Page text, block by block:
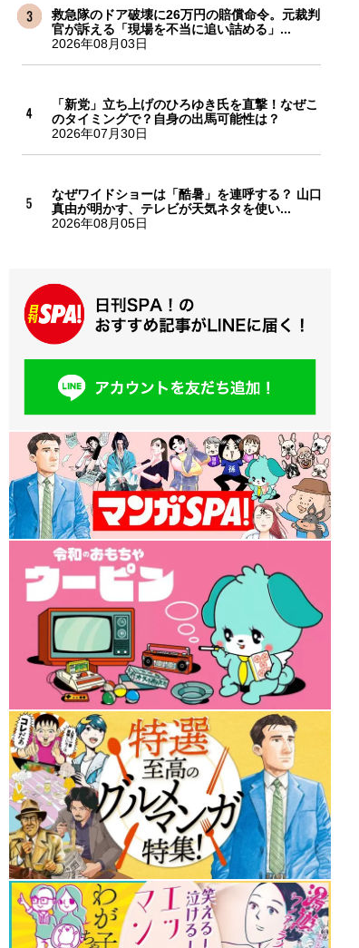
救急隊のドア破壊に26万円の賠償命令。元裁判
官が訴える「現場を不当に追い詰める」...
2026年08月03日
「新党」立ち上げのひろゆき氏を直撃！なぜこ
のタイミングで？自身の出馬可能性は？
2026年07月30日
なぜワイドショーは「酷暑」を連呼する？ 山口
真由が明かす、テレビが天気ネタを使い...
2026年08月05日